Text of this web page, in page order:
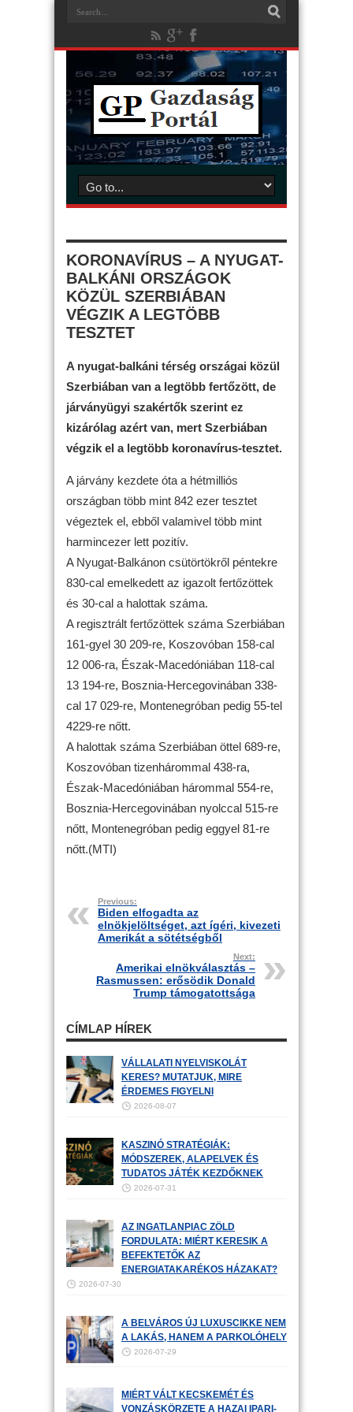
KORONAVÍRUS – A NYUGAT-
BALKÁNI ORSZÁGOK
KÖZÜL SZERBIÁBAN
VÉGZIK A LEGTÖBB
TESZTET
A nyugat-balkáni térség országai közül
Szerbiában van a legtöbb fertőzött, de
járványügyi szakértők szerint ez
kizárólag azért van, mert Szerbiában
végzik el a legtöbb koronavírus-tesztet.
A járvány kezdete óta a hétmilliós
országban több mint 842 ezer tesztet
végeztek el, ebből valamivel több mint
harmincezer lett pozitív.
A Nyugat-Balkánon csütörtökről péntekre
830-cal emelkedett az igazolt fertőzöttek
és 30-cal a halottak száma.
A regisztrált fertőzöttek száma Szerbiában
161-gyel 30 209-re, Koszovóban 158-cal
12 006-ra, Észak-Macedóniában 118-cal
13 194-re, Bosznia-Hercegovinában 338-
cal 17 029-re, Montenegróban pedig 55-tel
4229-re nőtt.
A halottak száma Szerbiában öttel 689-re,
Koszovóban tizenhárommal 438-ra,
Észak-Macedóniában hárommal 554-re,
Bosznia-Hercegovinában nyolccal 515-re
nőtt, Montenegróban pedig eggyel 81-re
nőtt.(MTI)
Previous:
Biden elfogadta az
elnökjelöltséget, azt ígéri, kivezeti
Amerikát a sötétségből
Next:
Amerikai elnökválasztás –
Rasmussen: erősödik Donald
Trump támogatottsága
CÍMLAP HÍREK
VÁLLALATI NYELVISKOLÁT
KERES? MUTATJUK, MIRE
ÉRDEMES FIGYELNI
2026-08-07
KASZINÓ STRATÉGIÁK:
MÓDSZEREK, ALAPELVEK ÉS
TUDATOS JÁTÉK KEZDŐKNEK
2026-07-31
AZ INGATLANPIAC ZÖLD
FORDULATA: MIÉRT KERESIK A
BEFEKTETŐK AZ
ENERGIATAKARÉKOS HÁZAKAT?
2026-07-30
A BELVÁROS ÚJ LUXUSCIKKE NEM
A LAKÁS, HANEM A PARKOLÓHELY
2026-07-29
MIÉRT VÁLT KECSKEMÉT ÉS
VONZÁSKÖRZETE A HAZAI IPARI-